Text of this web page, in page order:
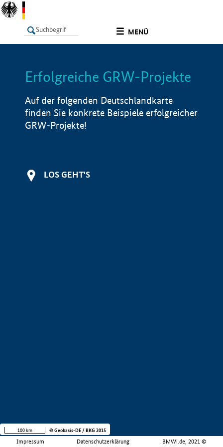
MENÜ
LISTE Info
Erfolgreiche GRW-Projekte
Auf der folgenden Deutschlandkarte
finden Sie konkrete Beispiele erfolgreicher
GRW-Projekte!
LOS GEHT'S
Impressum Datenschutzerklärung BMWi.de, 2021 ©
100 km © Geobasis-DE / BKG 2015